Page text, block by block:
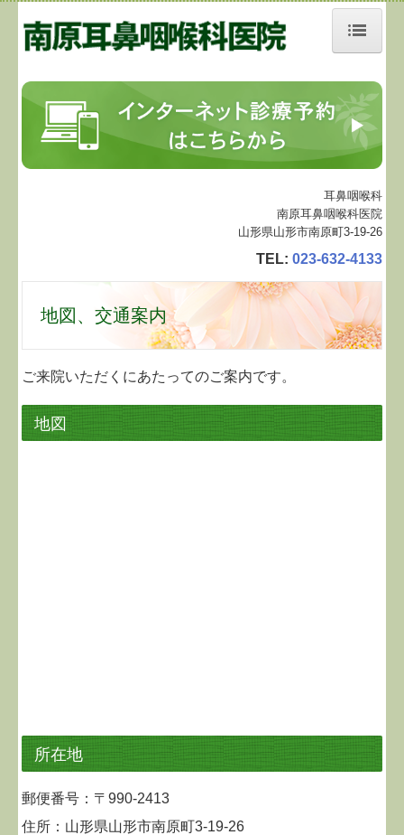
当院について
診療案内
保険医療機関における書面掲示等
個人情報保護方針
耳鼻咽喉科
南原耳鼻咽喉科医院
山形県山形市南原町3-19-26
TEL: 023-632-4133
地図、交通案内
ご来院いただくにあたってのご案内です。
地図
所在地
郵便番号：〒990-2413
住所：山形県山形市南原町3-19-26